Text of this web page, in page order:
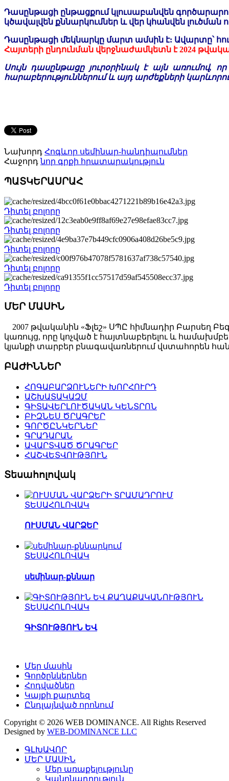
Դասընթացի ընթացքում կլուսաբանվեն
կծավալվեն քննարկումներ և վեր կհանվեն լուծման
Դասընթացի մեկնարկը մարտ ամսին է: Ավարտը՝
Հայտերի ընդունման վերջնաժամկետն է 2024
Սույն դասընթացը յուրօրինակ է այն առումով,
հարաբերություններում և այդ արժեքների
Նախորդ Հոգևոր սեմինար-հանդիպումներ
Հաջորդնոր գրքի հրատարակություն
ՊԱՏԿԵՐԱՍՐԱՀ
Դիտել բոլորը
Դիտել բոլորը
Դիտել բոլորը
Դիտել բոլորը
Դիտել բոլորը
ՄԵՐ ՄԱՍԻՆ
2007 թվականին «Ֆլեշ» ՍՊԸ հիմնադիր Բարսեղ
կառույց, որը կոչված է հայտնաբերելու և
կյանքի տարբեր բնագավառներում վստահորեն
ԲԱԺԻՆՆԵՐ
ՀՈԳԱԲԱՐՁՈՒՆԵՐԻ ԽՈՐՀՈՒՐԴ
ԱՇԽԱՏԱԿԱԶՄ
ԳԻՏԱՎԵՐԼՈՒԾԱԿԱՆ ԿԵՆՏՐՈՆ
ԲԻԶՆԵՍ ԾՐԱԳՐԵՐ
ԳՈՐԾԸՆԿԵՐՆԵՐ
ԳՐԱԴԱՐԱՆ
ԱՎԱՐՏՎԱԾ ԾՐԱԳՐԵՐ
ՀԱՇՎԵՏՎՈՒԹՅՈՒՆ
Տեսահոլովակ
ՏԵՍԱՀՈԼՈՎԱԿ
ՈՒՍՄԱՆ ՎԱՐՁԵՐ
ՏԵՍԱՀՈԼՈՎԱԿ
սեմինար-քննար
ՏԵՍԱՀՈԼՈՎԱԿ
ԳԻՏՈՒԹՅՈՒՆ ԵՎ
Մեր մասին
Գործընկերներ
Հոդվածներ
Կայքի քարտեզ
Ընդլայնված որոնում
Copyright © 2026 WEB DOMINANCE. All Rights Reserved
Designed by WEB-DOMINANCE LLC
ԳԼԽԱՎՈՐ
ՄԵՐ ՄԱՍԻՆ
Մեր առաքելությունը
Կանոնադրություն